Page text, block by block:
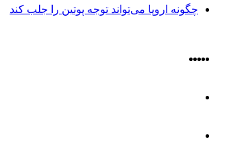
چگونه اروپا می‌تواند توجه پوتین را جلب کند
Facebook
X
YouTube